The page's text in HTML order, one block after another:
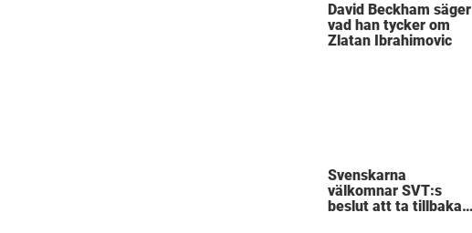
David Beckham säger
vad han tycker om
Zlatan Ibrahimovic
Svenskarna
välkomnar SVT:s
beslut att ta tillbaka